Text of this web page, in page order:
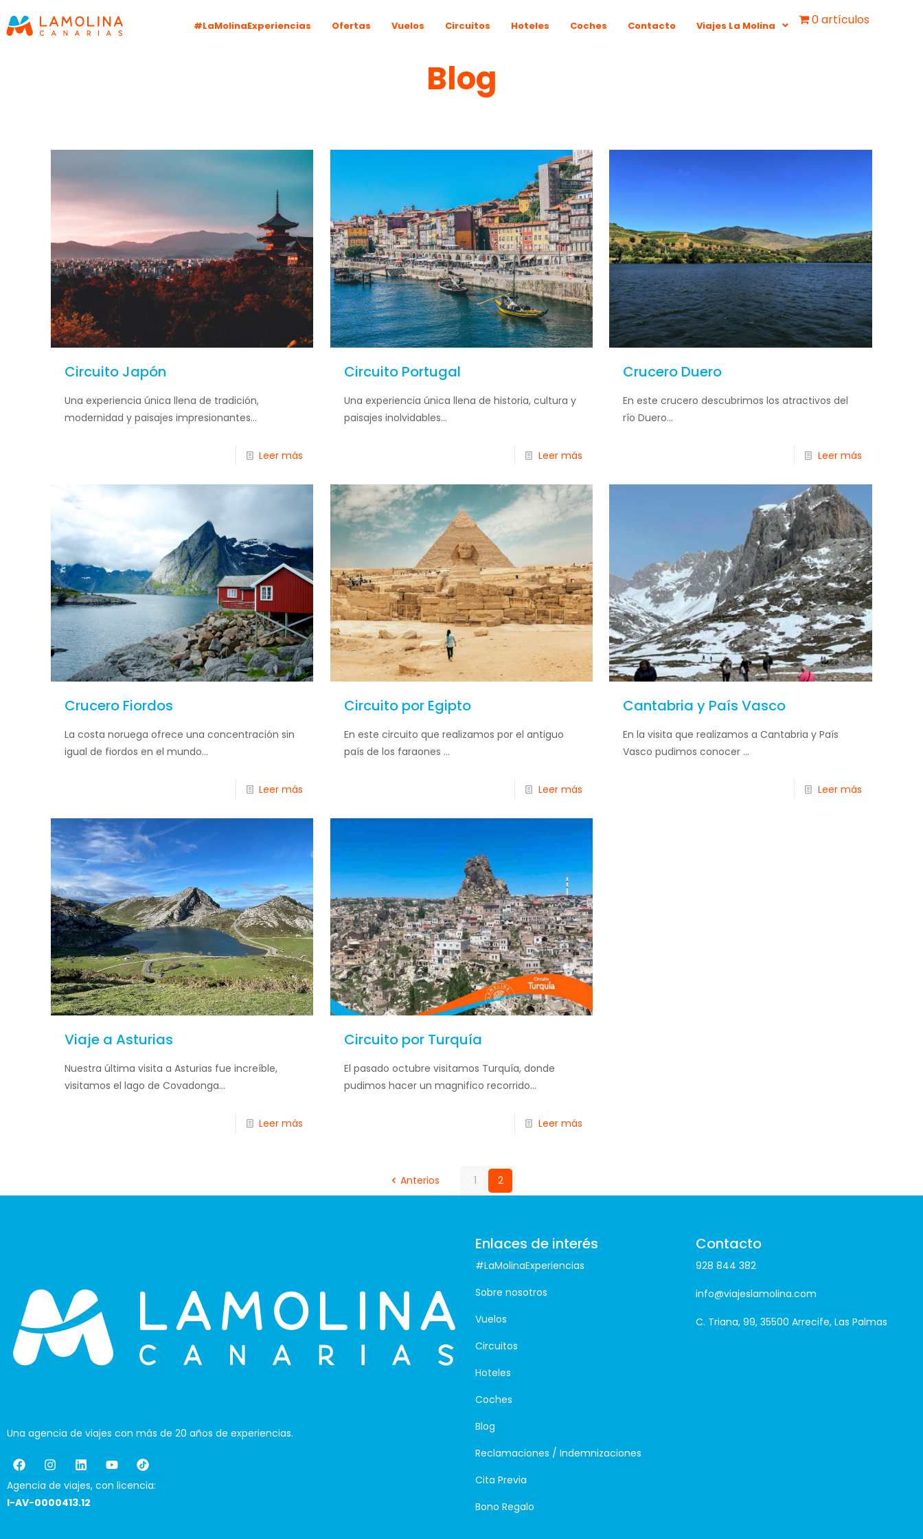
#LaMolinaExperiencias Ofertas Vuelos Circuitos Hoteles Coches Contacto Viajes La Molina 0 artículos
Blog
Circuito Japón
Una experiencia única llena de tradición,
modernidad y paisajes impresionantes...
Leer más
Circuito Portugal
Una experiencia única llena de historia, cultura y
paisajes inolvidables...
Leer más
Crucero Duero
En este crucero descubrimos los atractivos del
río Duero...
Leer más
Crucero Fiordos
La costa noruega ofrece una concentración sin
igual de fiordos en el mundo...
Leer más
Circuito por Egipto
En este circuito que realizamos por el antiguo
país de los faraones ...
Leer más
Cantabria y País Vasco
En la visita que realizamos a Cantabria y País
Vasco pudimos conocer ...
Leer más
Viaje a Asturias
Nuestra última visita a Asturias fue increíble,
visitamos el lago de Covadonga...
Leer más
Circuito por Turquía
El pasado octubre visitamos Turquía, donde
pudimos hacer un magnifico recorrido...
Leer más
Anterios 1 2
Una agencia de viajes con más de 20 años de experiencias.
Agencia de viajes, con licencia:
I-AV-0000413.12
Enlaces de interés
#LaMolinaExperiencias
Sobre nosotros
Vuelos
Circuitos
Hoteles
Coches
Blog
Reclamaciones / Indemnizaciones
Cita Previa
Bono Regalo
Contacto
928 844 382
info@viajeslamolina.com
C. Triana, 99, 35500 Arrecife, Las Palmas